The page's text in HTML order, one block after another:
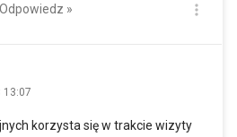
Odpowiedz »
13:07
korzysta się w trakcie wizyty